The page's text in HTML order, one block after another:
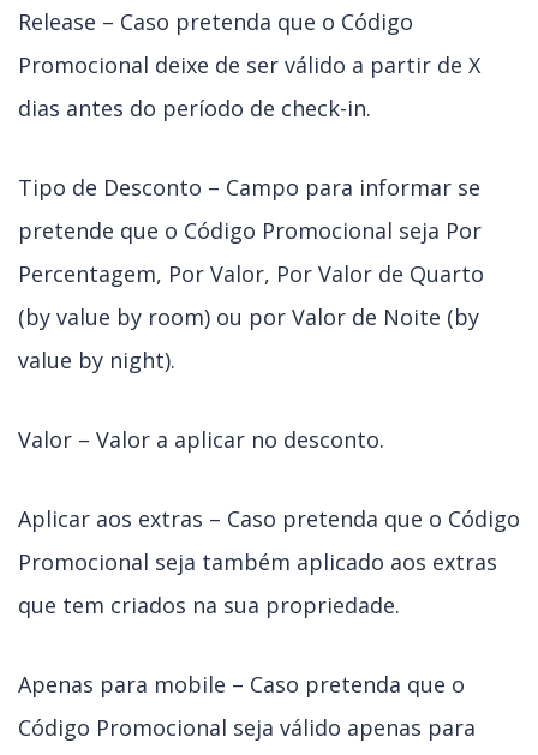
Release – Caso pretenda que o Código
Promocional deixe de ser válido a partir de X
dias antes do período de check-in.
Tipo de Desconto – Campo para informar se
pretende que o Código Promocional seja Por
Percentagem, Por Valor, Por Valor de Quarto
(by value by room) ou por Valor de Noite (by
value by night).
Valor – Valor a aplicar no desconto.
Aplicar aos extras – Caso pretenda que o Código
Promocional seja também aplicado aos extras
que tem criados na sua propriedade.
Apenas para mobile – Caso pretenda que o
Código Promocional seja válido apenas para